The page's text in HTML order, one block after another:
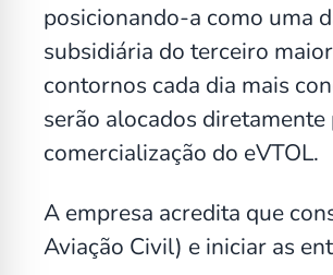
posicionando-a como uma
subsidiária do terceiro
contornos cada dia mais
serão alocados
comercialização do eVTOL.
A empresa acredita que
Aviação Civil) e iniciar as